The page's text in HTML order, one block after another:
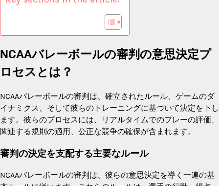
NCAAバレーボールの審判の意思決定プ
ロセスとは？
NCAAバレーボールの審判は、確立されたルール、ゲームのダ
イナミクス、そして彼らのトレーニングに基づいて決定を下し
ます。彼らのプロセスには、リアルタイムでのプレーの評価、
関連する規則の適用、公正な競争の確保が含まれます。
審判の決定を支配する主要なルール
NCAAバレーボールの審判は、彼らの意思決定を導く一連の基